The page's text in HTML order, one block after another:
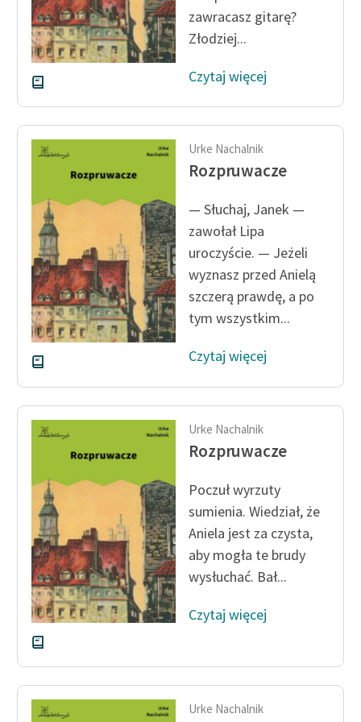
Ręce pełne poezji
Kolekcje edukacyjne
twórców przechodzących
do domeny publicznej,
lektur szkolnych oraz
Odkurzamy bohaterów
Szkoła Poezji Wolnych
Lektur
O nas
Kontakt
O projekcie
Zespół
Wolnych Lektur
Materiały promocyjne
Polityka prywatności
Regulamin biblioteki
Dane fundacji i
sprawozdania finansowe
Regulamin darowizn
Informacja o treściach
Deklaracja dostępności
zawracasz gitarę?
Złodziej...
Czytaj więcej
Urke Nachalnik
Rozpruwacze
— Słuchaj, Janek —
zawołał Lipa
uroczyście. — Jeżeli
wyznasz przed Anielą
szczerą prawdę, a po
tym wszystkim...
Czytaj więcej
Urke Nachalnik
Rozpruwacze
Poczuł wyrzuty
sumienia. Wiedział, że
Aniela jest za czysta,
aby mogła te brudy
wysłuchać. Bał...
Czytaj więcej
Urke Nachalnik